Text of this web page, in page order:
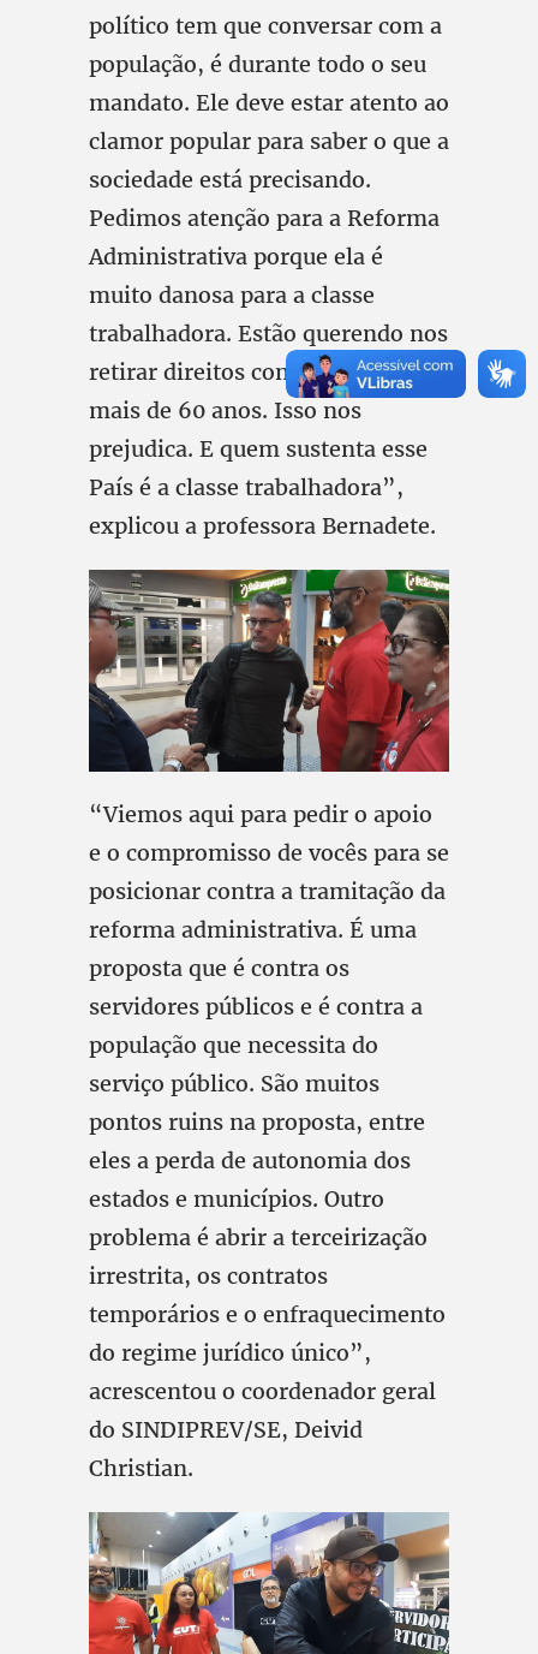
político tem que conversar com a
população, é durante todo o seu
mandato. Ele deve estar atento ao
clamor popular para saber o que a
sociedade está precisando.
Pedimos atenção para a Reforma
Administrativa porque ela é
muito danosa para a classe
trabalhadora. Estão querendo nos
retirar direitos conquistados a
mais de 60 anos. Isso nos
prejudica. E quem sustenta esse
País é a classe trabalhadora”,
explicou a professora Bernadete.
“Viemos aqui para pedir o apoio
e o compromisso de vocês para se
posicionar contra a tramitação da
reforma administrativa. É uma
proposta que é contra os
servidores públicos e é contra a
população que necessita do
serviço público. São muitos
pontos ruins na proposta, entre
eles a perda de autonomia dos
estados e municípios. Outro
problema é abrir a terceirização
irrestrita, os contratos
temporários e o enfraquecimento
do regime jurídico único”,
acrescentou o coordenador geral
do SINDIPREV/SE, Deivid
Christian.